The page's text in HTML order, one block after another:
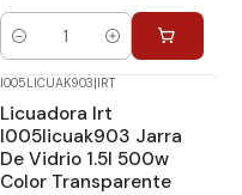
Cantidad
I005LICUAK903|IRT
Licuadora Irt
I005licuak903 Jarra
De Vidrio 1.5l 500w
Color Transparente